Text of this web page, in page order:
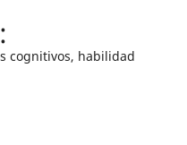
cognitivos, habilidad